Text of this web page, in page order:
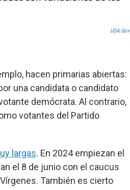
USA.gov
hacen primarias abiertas:
una candidata o candidato
demócrata. Al contrario,
votantes del Partido
largas. En 2024 empiezan el
el 8 de junio con el caucus
También es cierto